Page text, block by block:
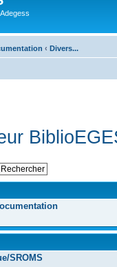
‹ Divers...
SROMS